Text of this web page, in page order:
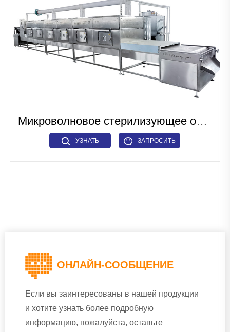
Линия по производству кормов для домашних животных и
рыбных кормов
Промышленное микроволновое оборудование
Линия по производству тканевого белка
Линия по производству искусственного риса
Линия по производству макарон
Промышленное сушильное оборудование
Микроволновое стерилизующее оборудование
УЗНАТЬ ЗАПРОСИТЬ
ОНЛАЙН-СООБЩЕНИЕ
Если вы заинтересованы в нашей продукции
и хотите узнать более подробную
информацию, пожалуйста, оставьте